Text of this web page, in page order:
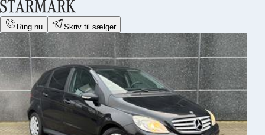
Ring nu Skriv til sælger